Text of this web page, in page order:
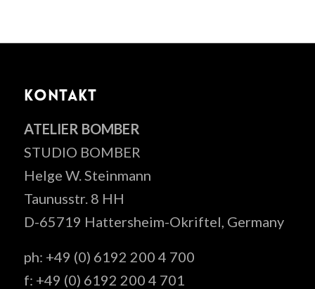
KONTAKT
ATELIER BOMBER
STUDIO BOMBER
Helge W. Steinmann
Taunusstr. 8 HH
D-65719 Hattersheim-Okriftel, Germany
ph: +49 (0) 6192 200 4 700
f: +49 (0) 6192 200 4 701